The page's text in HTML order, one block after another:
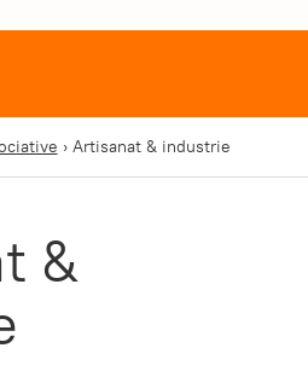
› Artisanat & industrie
&